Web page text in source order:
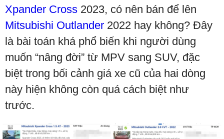
Xpander Cross 2023, có nên bán để lên
Mitsubishi Outlander 2022 hay không? Đây
là bài toán khá phổ biến khi người dùng
muốn “nâng đời” từ MPV sang SUV, đặc
biệt trong bối cảnh giá xe cũ của hai dòng
này hiện không còn quá cách biệt như
trước.